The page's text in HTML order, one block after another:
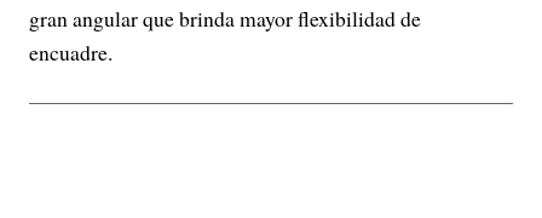
gran angular que brinda mayor flexibilidad de
encuadre.